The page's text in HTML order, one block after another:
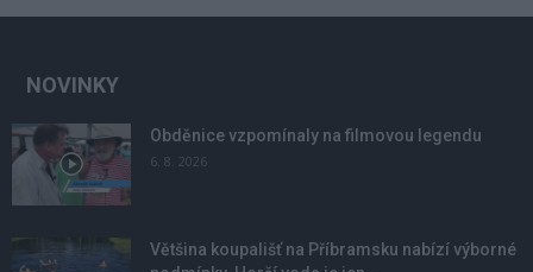
NOVINKY
Obděnice vzpomínaly na filmovou legendu
6. 8. 2026
Většina koupališť na Příbramsku nabízí výborné